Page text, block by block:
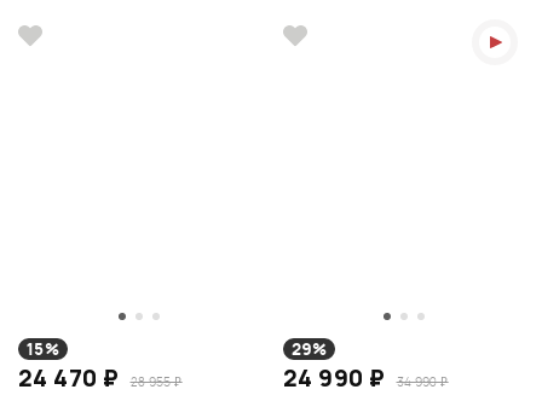
15%
24 470 ₽ 28 955 ₽
29%
24 990 ₽ 34 990 ₽